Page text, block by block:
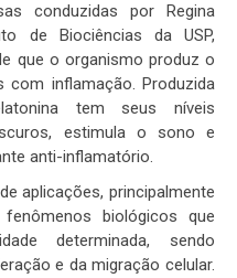
conduzidas por Regina
de Biociências da USP,
que o organismo produz o
inflamação. Produzida
tem seus níveis
estimula o sono e
anti-inflamatório.
aplicações, principalmente
biológicos que
determinada, sendo
e da migração celular.